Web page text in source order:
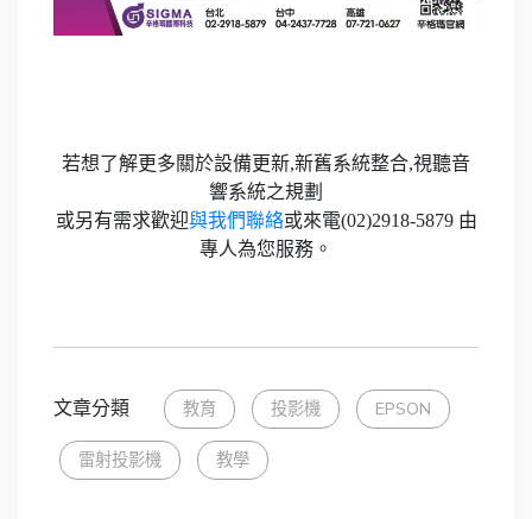
若想了解更多關於設備更新,新舊系統整合,視聽音
響系統之規劃
或另有需求歡迎與我們聯絡或來電(02)2918-5879 由
專人為您服務。
文章分類 教育 投影機 EPSON
雷射投影機 教學